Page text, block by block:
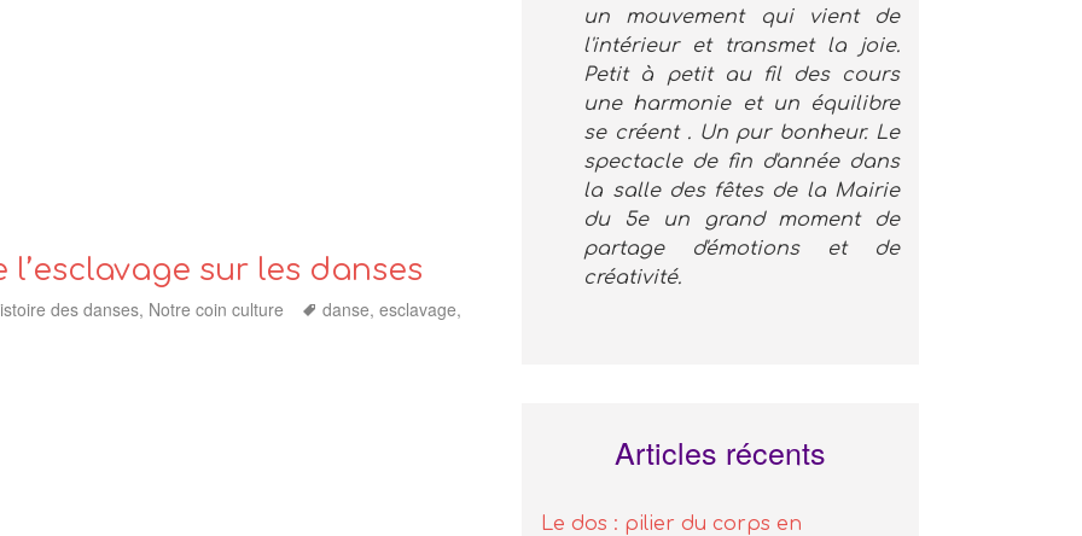
sur les danses
des danses, Notre coin culture Tags
danse,esclavage,
un mouvement qui vient de
l'intérieur et transmet la joie.
Petit à petit au fil des cours
une harmonie et un équilibre
se créent . Un pur bonheur. Le
spectacle de fin d'année dans
la salle des fêtes de la Mairie
du 5e un grand moment de
partage d'émotions et de
créativité.
Articles récents
Le dos : pilier du corps en